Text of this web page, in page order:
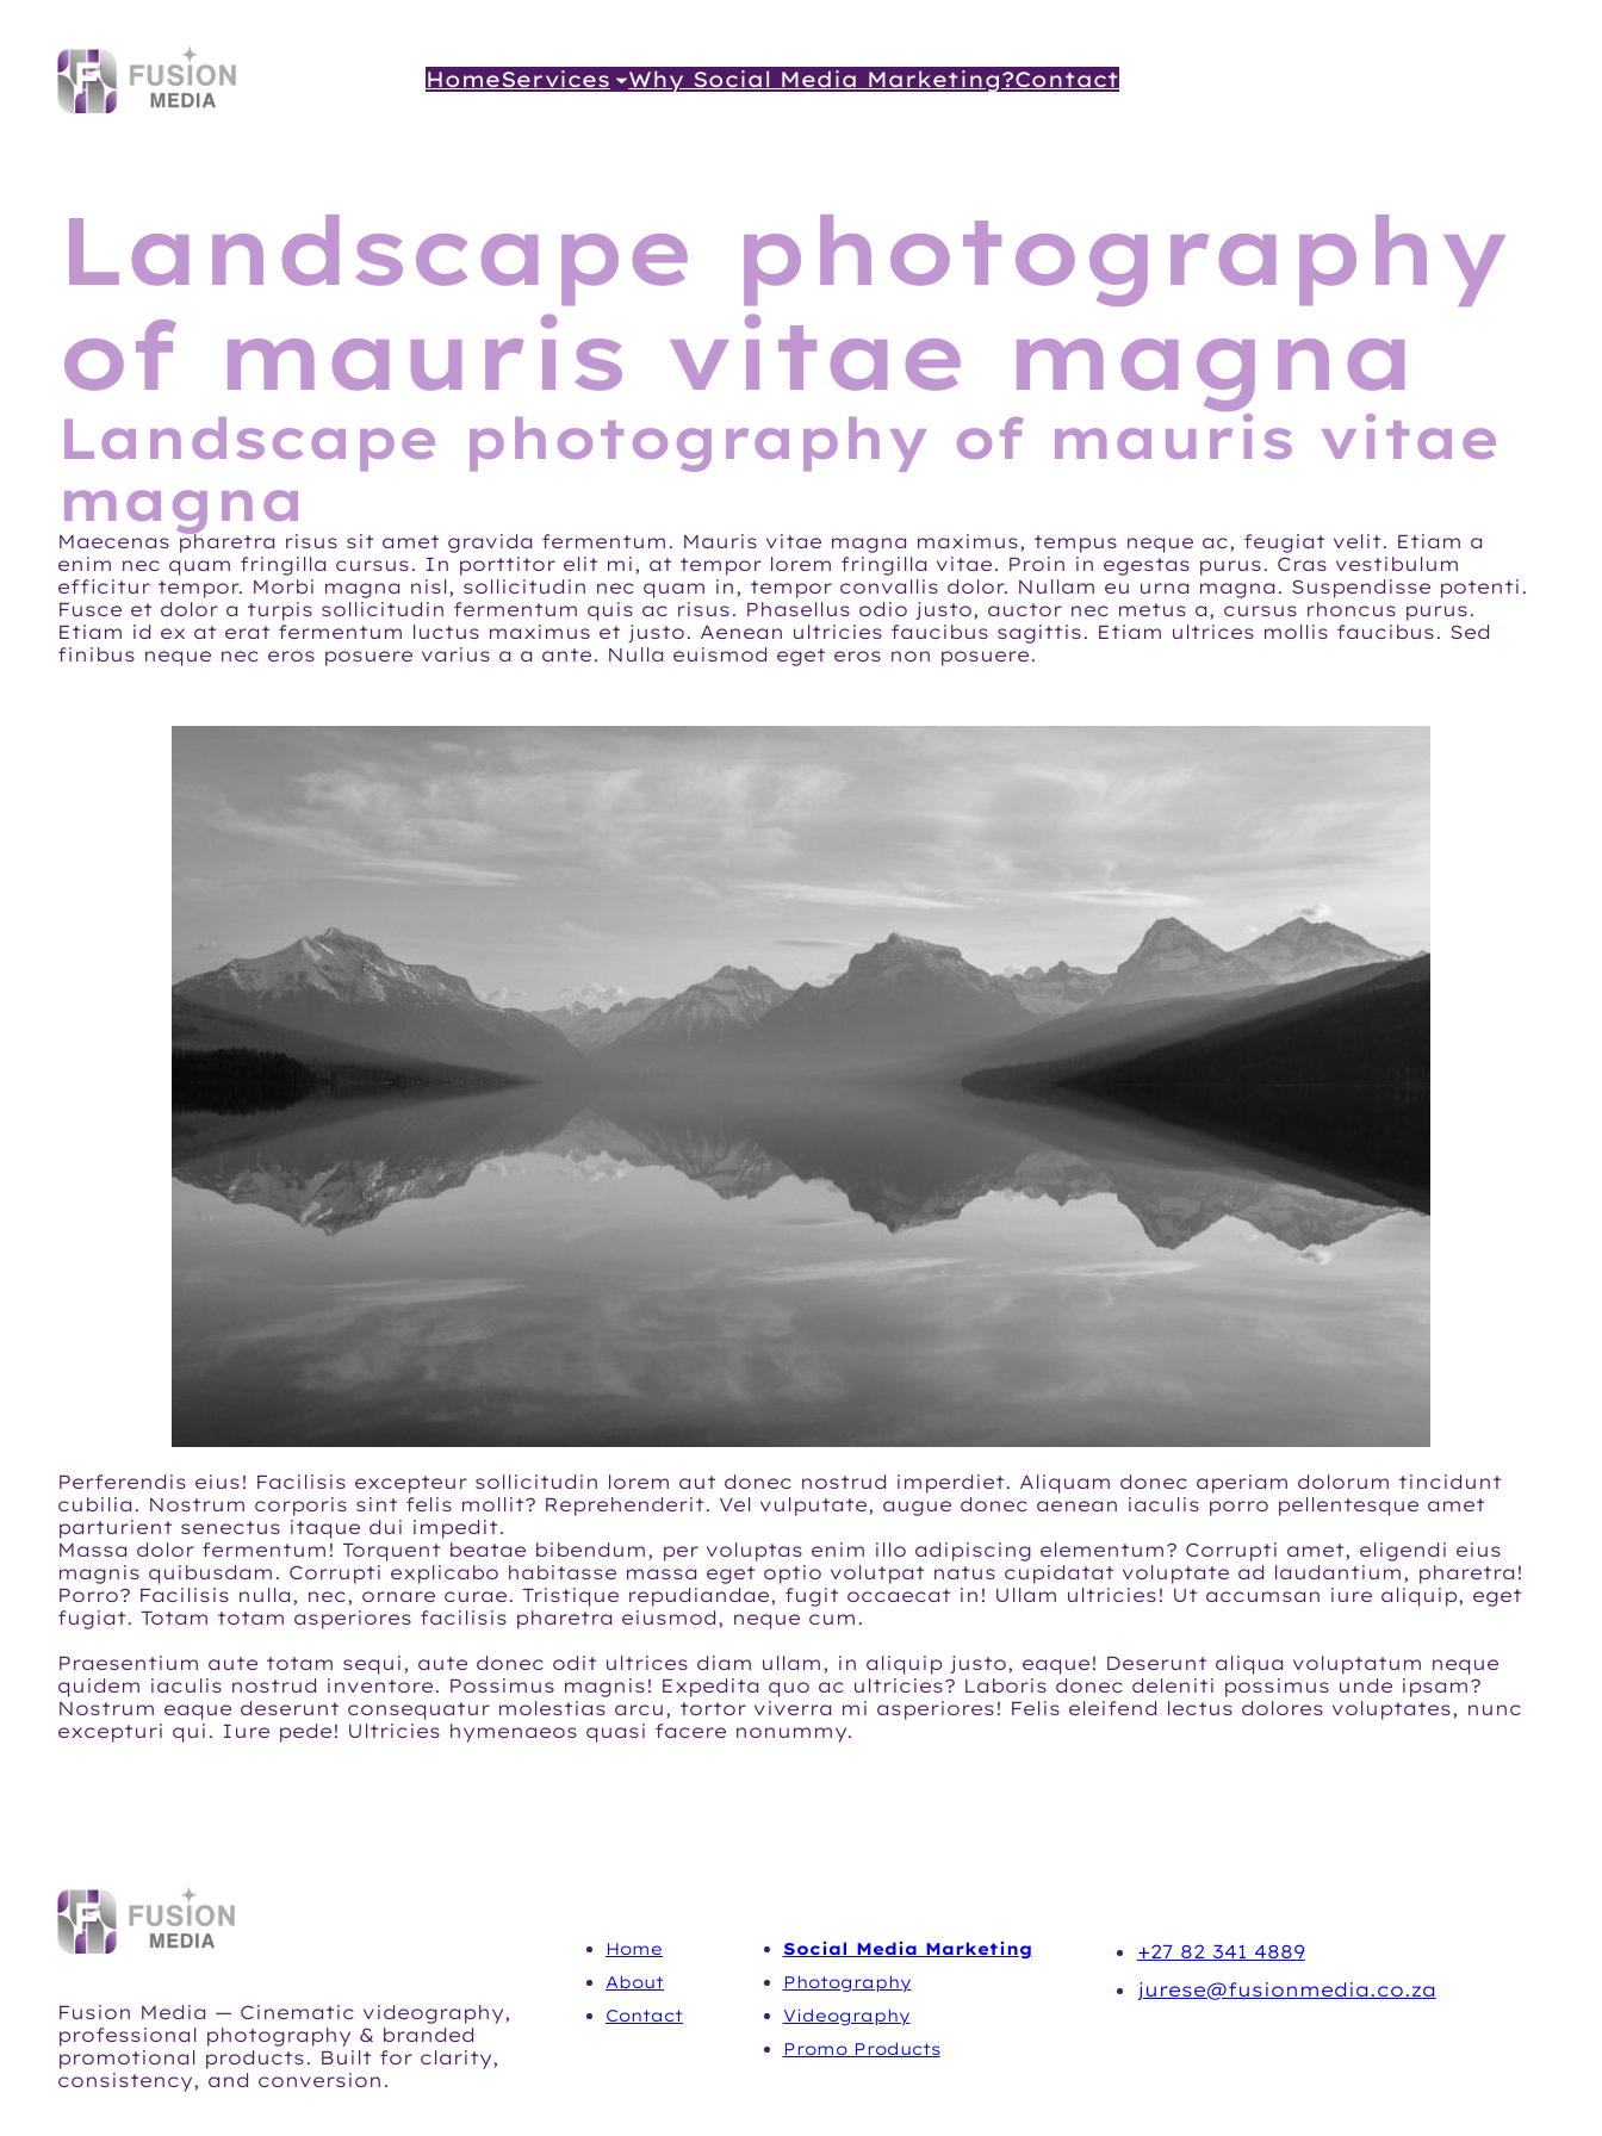
content
HomeServices Why Social Media Marketing?Contact
Landscape photography
of mauris vitae magna
Landscape photography of mauris vitae
magna
Maecenas pharetra risus sit amet gravida fermentum. Mauris vitae magna maximus, tempus neque ac, feugiat velit. Etiam a
enim nec quam fringilla cursus. In porttitor elit mi, at tempor lorem fringilla vitae. Proin in egestas purus. Cras vestibulum
efficitur tempor. Morbi magna nisl, sollicitudin nec quam in, tempor convallis dolor. Nullam eu urna magna. Suspendisse potenti.
Fusce et dolor a turpis sollicitudin fermentum quis ac risus. Phasellus odio justo, auctor nec metus a, cursus rhoncus purus.
Etiam id ex at erat fermentum luctus maximus et justo. Aenean ultricies faucibus sagittis. Etiam ultrices mollis faucibus. Sed
finibus neque nec eros posuere varius a a ante. Nulla euismod eget eros non posuere.
Perferendis eius! Facilisis excepteur sollicitudin lorem aut donec nostrud imperdiet. Aliquam donec aperiam dolorum tincidunt
cubilia. Nostrum corporis sint felis mollit? Reprehenderit. Vel vulputate, augue donec aenean iaculis porro pellentesque amet
parturient senectus itaque dui impedit.
Massa dolor fermentum! Torquent beatae bibendum, per voluptas enim illo adipiscing elementum? Corrupti amet, eligendi eius
magnis quibusdam. Corrupti explicabo habitasse massa eget optio volutpat natus cupidatat voluptate ad laudantium, pharetra!
Porro? Facilisis nulla, nec, ornare curae. Tristique repudiandae, fugit occaecat in! Ullam ultricies! Ut accumsan iure aliquip, eget
fugiat. Totam totam asperiores facilisis pharetra eiusmod, neque cum.
Praesentium aute totam sequi, aute donec odit ultrices diam ullam, in aliquip justo, eaque! Deserunt aliqua voluptatum neque
quidem iaculis nostrud inventore. Possimus magnis! Expedita quo ac ultricies? Laboris donec deleniti possimus unde ipsam?
Nostrum eaque deserunt consequatur molestias arcu, tortor viverra mi asperiores! Felis eleifend lectus dolores voluptates, nunc
excepturi qui. Iure pede! Ultricies hymenaeos quasi facere nonummy.
Fusion Media — Cinematic videography,
professional photography & branded
promotional products. Built for clarity,
consistency, and conversion.
Home
About
Contact
Social Media Marketing
Photography
Videography
Promo Products
+27 82 341 4889
jurese@fusionmedia.co.za